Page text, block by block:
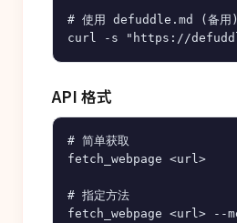
# 使用 defuddle.md (备用)
API 格式
# 简单获取
fetch_webpage <url>
# 指定方法